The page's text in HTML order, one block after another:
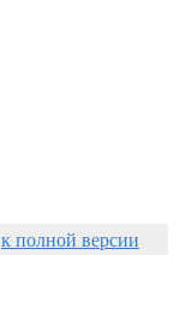
к полной версии